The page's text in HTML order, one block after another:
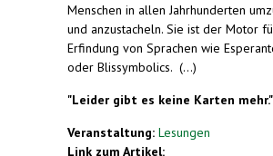
Menschen in allen Jahrhunderten
und anzustacheln. Sie ist der Motor
Erfindung von Sprachen wie
oder Blissymbolics. (...)
"Leider gibt es keine Karten mehr."
Veranstaltung: Lesungen
Link zum Artikel: